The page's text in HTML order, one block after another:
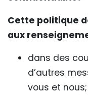
Cette politique
aux
dans des
d’autres
vous et nous;